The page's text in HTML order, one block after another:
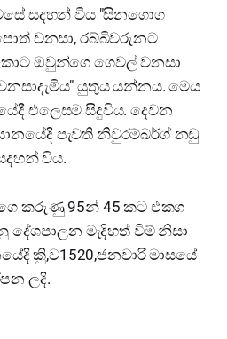
සදහන් විය "සිනගොග
පොත් වනසා, රබ්බිවරුනට
ඔවුන්ගෙ ගෙවල් වනසා
යුතුය යන්නය. මෙය
එලෙසම සිදුවිය. දෙවන
පැවති නිවුරම්බර්ග් නඩු
විය.
කරුණු 95න් 45 කට එකග
දේශපාලන මැදිහත් විම් නිසා
කිු,ව1520,ජනවාරි මාසයේ
ලදි.